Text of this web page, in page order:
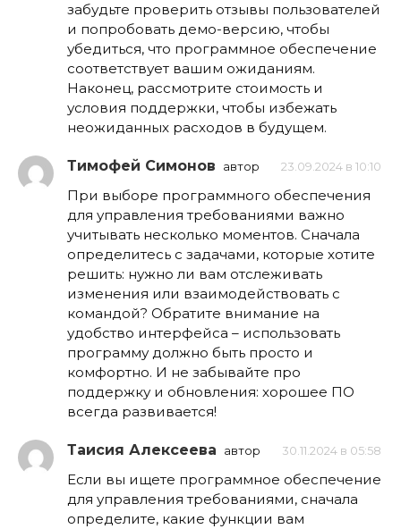
забудьте проверить отзывы пользователей
и попробовать демо-версию, чтобы
убедиться, что программное обеспечение
соответствует вашим ожиданиям.
Наконец, рассмотрите стоимость и
условия поддержки, чтобы избежать
неожиданных расходов в будущем.
Тимофей Симонов автор 23.09.2024 в 10:10
При выборе программного обеспечения
для управления требованиями важно
учитывать несколько моментов. Сначала
определитесь с задачами, которые хотите
решить: нужно ли вам отслеживать
изменения или взаимодействовать с
командой? Обратите внимание на
удобство интерфейса – использовать
программу должно быть просто и
комфортно. И не забывайте про
поддержку и обновления: хорошее ПО
всегда развивается!
Таисия Алексеева автор 30.11.2024 в 05:58
Если вы ищете программное обеспечение
для управления требованиями, сначала
определите, какие функции вам